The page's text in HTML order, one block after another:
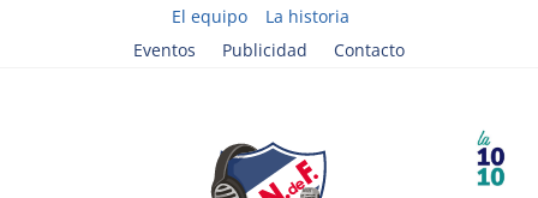
El equipo
La historia
Eventos
Publicidad Contacto